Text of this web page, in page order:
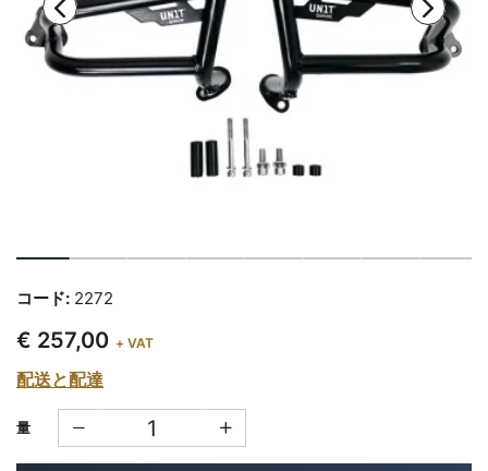
コード: 2272
€ 257,00 + VAT
配送と配達
量